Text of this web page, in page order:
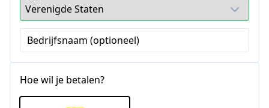
Bedrijfsnaam (optioneel)
Hoe wil je betalen?